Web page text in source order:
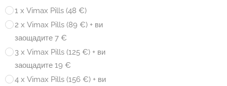
1 x Vimax Pills (48 €)
2 x Vimax Pills (89 €) + ви
заощадите 7 €
3 x Vimax Pills (125 €) + ви
заощадите 19 €
4 x Vimax Pills (156 €) + ви